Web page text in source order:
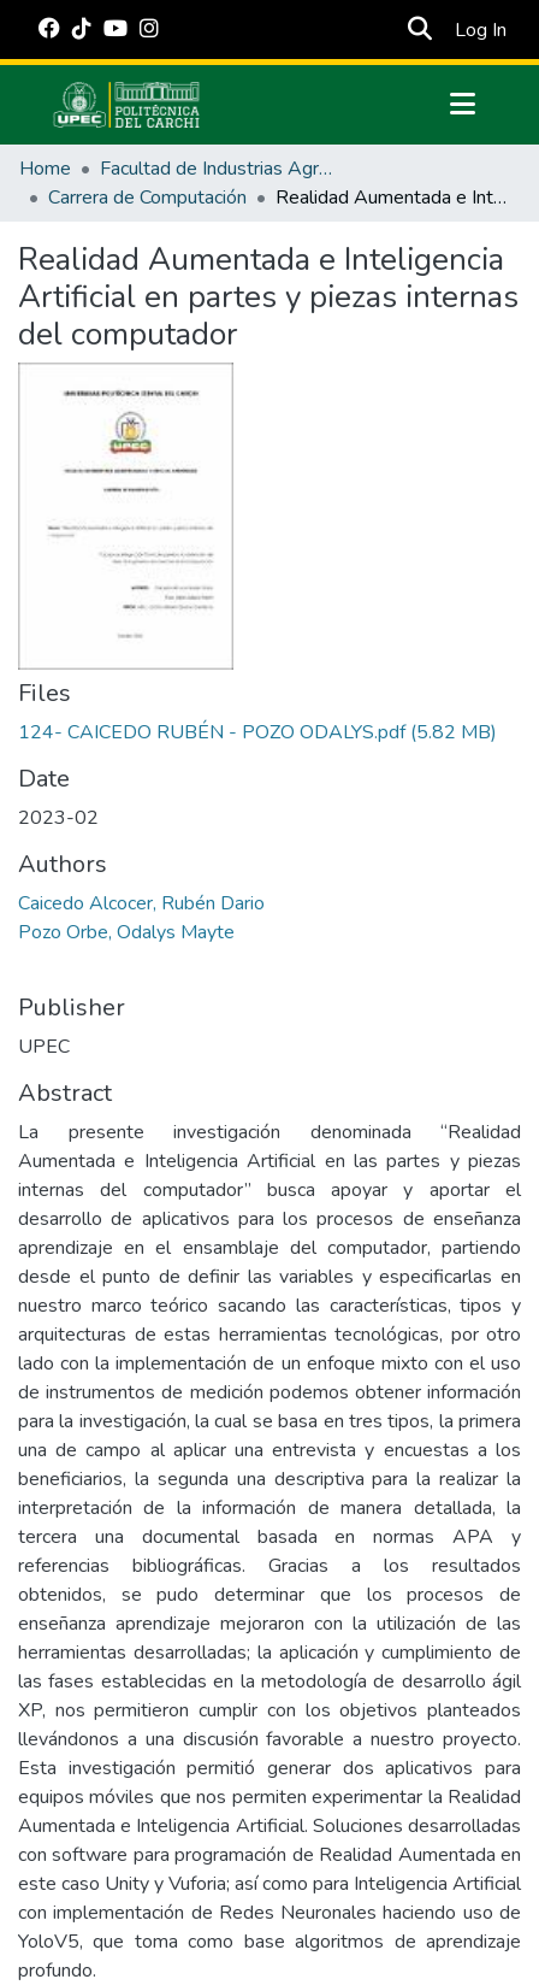
Log In
Communities & Collections
All of DSpace
Estadísticas Externas
Manuales
Home
Facultad de Industrias Agropecuarias y Ciencias Ambientales
Carrera de Computación
Realidad Aumentada e Inteligencia Artificial en partes y piezas internas del computador
Realidad Aumentada e Inteligencia
Artificial en partes y piezas internas
del computador
Files
124- CAICEDO RUBÉN - POZO ODALYS.pdf(5.82 MB)
Date
2023-02
Authors
Caicedo Alcocer, Rubén Dario
Pozo Orbe, Odalys Mayte
Publisher
UPEC
Abstract
La presente investigación denominada “Realidad
Aumentada e Inteligencia Artificial en las partes y piezas
internas del computador” busca apoyar y aportar el
desarrollo de aplicativos para los procesos de enseñanza
aprendizaje en el ensamblaje del computador, partiendo
desde el punto de definir las variables y especificarlas en
nuestro marco teórico sacando las características, tipos y
arquitecturas de estas herramientas tecnológicas, por otro
lado con la implementación de un enfoque mixto con el uso
de instrumentos de medición podemos obtener información
para la investigación, la cual se basa en tres tipos, la primera
una de campo al aplicar una entrevista y encuestas a los
beneficiarios, la segunda una descriptiva para la realizar la
interpretación de la información de manera detallada, la
tercera una documental basada en normas APA y
referencias bibliográficas. Gracias a los resultados
obtenidos, se pudo determinar que los procesos de
enseñanza aprendizaje mejoraron con la utilización de las
herramientas desarrolladas; la aplicación y cumplimiento de
las fases establecidas en la metodología de desarrollo ágil
XP, nos permitieron cumplir con los objetivos planteados
llevándonos a una discusión favorable a nuestro proyecto.
Esta investigación permitió generar dos aplicativos para
equipos móviles que nos permiten experimentar la Realidad
Aumentada e Inteligencia Artificial. Soluciones desarrolladas
con software para programación de Realidad Aumentada en
este caso Unity y Vuforia; así como para Inteligencia Artificial
con implementación de Redes Neuronales haciendo uso de
YoloV5, que toma como base algoritmos de aprendizaje
profundo.